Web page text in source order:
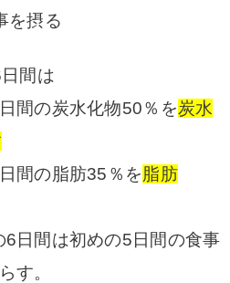
を摂る
間は
間の炭水化物50％を炭水
間の脂肪35％を脂肪
日間は初めの5日間の食事
す。